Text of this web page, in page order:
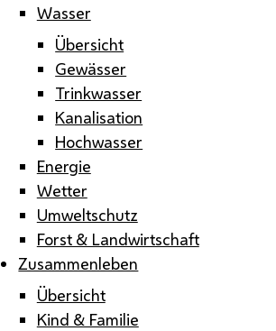
Wasser
Übersicht
Gewässer
Trinkwasser
Kanalisation
Hochwasser
Energie
Wetter
Umweltschutz
Forst & Landwirtschaft
Zusammenleben
Übersicht
Kind & Familie